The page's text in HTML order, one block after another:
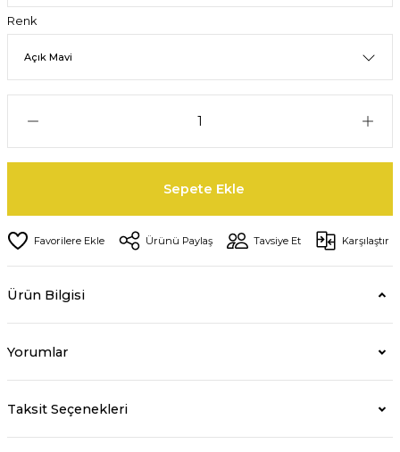
Renk
Sepete Ekle
Ürünü Paylaş Tavsiye Et Karşılaştır
Ürün Bilgisi
Yorumlar
Taksit Seçenekleri